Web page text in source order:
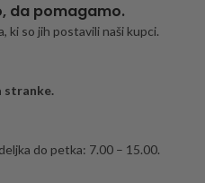
da pomagamo.
ki so jih postavili naši kupci.
stranke.
do petka: 7.00 – 15.00.